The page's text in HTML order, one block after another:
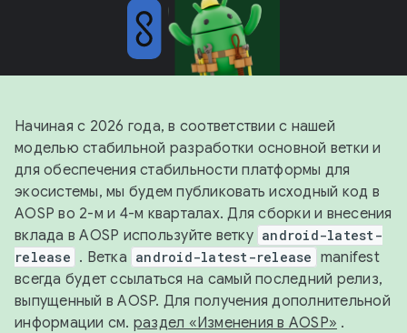
Начиная с 2026 года, в соответствии с нашей
моделью стабильной разработки основной ветки и
для обеспечения стабильности платформы для
экосистемы, мы будем публиковать исходный код в
AOSP во 2-м и 4-м кварталах. Для сборки и внесения
вклада в AOSP используйте ветку android-latest-
release . Ветка android-latest-release manifest
всегда будет ссылаться на самый последний релиз,
выпущенный в AOSP. Для получения дополнительной
информации см. раздел «Изменения в AOSP» .